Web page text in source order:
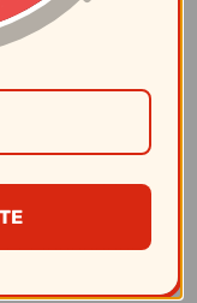
x6 piezas –